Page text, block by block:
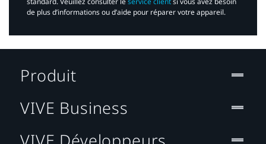
de plus d’informations ou d’aide pour réparer votre appareil.​
Produit
VIVE Business